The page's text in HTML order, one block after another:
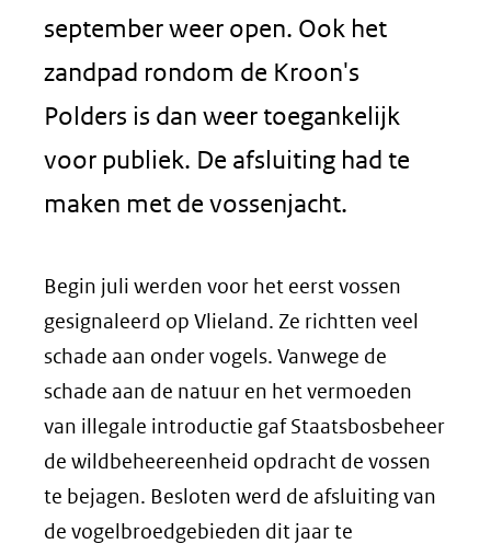
september weer open. Ook het
zandpad rondom de Kroon's
Polders is dan weer toegankelijk
voor publiek. De afsluiting had te
maken met de vossenjacht.
Begin juli werden voor het eerst vossen
gesignaleerd op Vlieland. Ze richtten veel
schade aan onder vogels. Vanwege de
schade aan de natuur en het vermoeden
van illegale introductie gaf Staatsbosbeheer
de wildbeheereenheid opdracht de vossen
te bejagen. Besloten werd de afsluiting van
de vogelbroedgebieden dit jaar te